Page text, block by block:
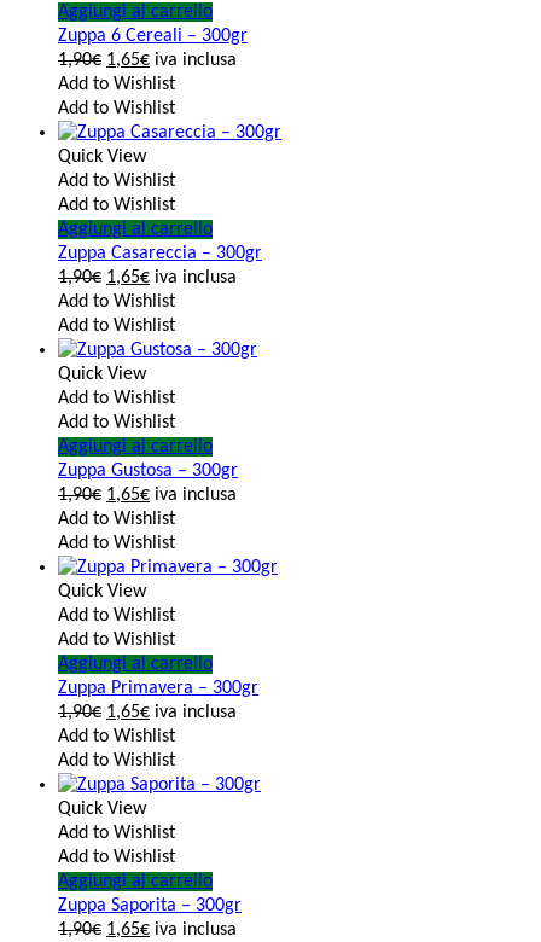
Aggiungi al carrello
Zuppa 6 Cereali – 300gr
1,90€ 1,65€ iva inclusa
Add to Wishlist
Add to Wishlist
Quick View
Add to Wishlist
Add to Wishlist
Aggiungi al carrello
Zuppa Casareccia – 300gr
1,90€ 1,65€ iva inclusa
Add to Wishlist
Add to Wishlist
Quick View
Add to Wishlist
Add to Wishlist
Aggiungi al carrello
Zuppa Gustosa – 300gr
1,90€ 1,65€ iva inclusa
Add to Wishlist
Add to Wishlist
Quick View
Add to Wishlist
Add to Wishlist
Aggiungi al carrello
Zuppa Primavera – 300gr
1,90€ 1,65€ iva inclusa
Add to Wishlist
Add to Wishlist
Quick View
Add to Wishlist
Add to Wishlist
Aggiungi al carrello
Zuppa Saporita – 300gr
1,90€ 1,65€ iva inclusa